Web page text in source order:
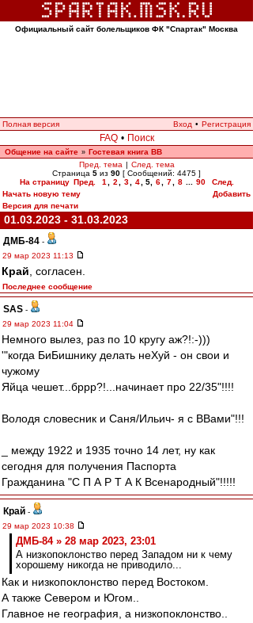
Официальный сайт болельщиков ФК "Спартак" Москва
Полная версия Вход • Регистрация
FAQ • Поиск
Общение на сайте » Гостевая книга ВВ
Пред. тема | След. тема
Страница 5 из 90 [ Сообщений: 4475 ]
На страницу Пред. 1 2 3 4 5, 6 7 8 90
След.
Начать новую тему
Добавить
Версия для печати
01.03.2023 - 31.03.2023
ДМБ-84 -
29 мар 2023 11:13
Край , согласен.
Последнее сообщение
SAS -
29 мар 2023 11:04
Немного вылез, раз по 10 кругу аж?!:-)))
'"когда БиБишнику делать неХуй - он свои и
чужому
Яйца чешет...бррр?!...начинает про 22/35"!!!!
Володя словесник и Саня/Ильич- я с ВВами"!!!
_ между 1922 и 1935 точно 14 лет, ну как
сегодня для получения Паспорта
Гражданина "С П А Р Т А К Всенародный"!!!!!
Край -
29 мар 2023 10:38
ДМБ-84 » 28 мар 2023, 23:01
А низкопоклонство перед Западом ни к чему
хорошему никогда не приводило...
Как и низкопоклонство перед Востоком.
А также Севером и Югом..
Главное не география, а низкопоклонство..